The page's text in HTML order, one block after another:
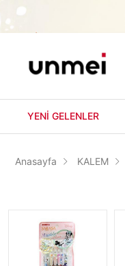
YENİ GELENLER
Anasayfa KALEM